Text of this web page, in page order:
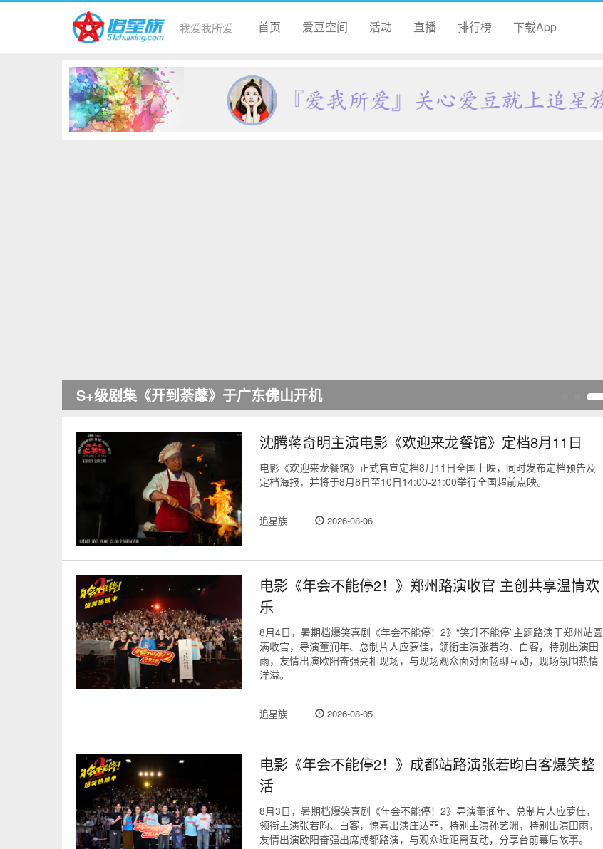
我爱我所爱 首页 爱豆空间 活动 直播 排行榜 下载App
综艺《温暖的客栈・元气篇》第五期于6月18日上线
沈腾蒋奇明主演电影《欢迎来龙餐馆》定档8月11日
电影《欢迎来龙餐馆》正式官宣定档8月11日全国上映，同时发布定档预告及
定档海报，并将于8月8日至10日14:00-21:00举行全国超前点映。
追星族 2026-08-06
电影《年会不能停2！》郑州路演收官 主创共享温情欢
乐
8月4日，暑期档爆笑喜剧《年会不能停！2》“笑升不能停”主题路演于郑州站圆
满收官，导演董润年、总制片人应萝佳，领衔主演张若昀、白客，特别出演田
雨，友情出演欧阳奋强亮相现场，与现场观众面对面畅聊互动，现场氛围热情
洋溢。
追星族 2026-08-05
电影《年会不能停2！》成都站路演张若昀白客爆笑整
活
8月3日，暑期档爆笑喜剧《年会不能停！2》导演董润年、总制片人应萝佳，
领衔主演张若昀、白客，惊喜出演庄达菲，特别主演孙艺洲，特别出演田雨，
友情出演欧阳奋强出席成都路演，与观众近距离互动，分享台前幕后故事。